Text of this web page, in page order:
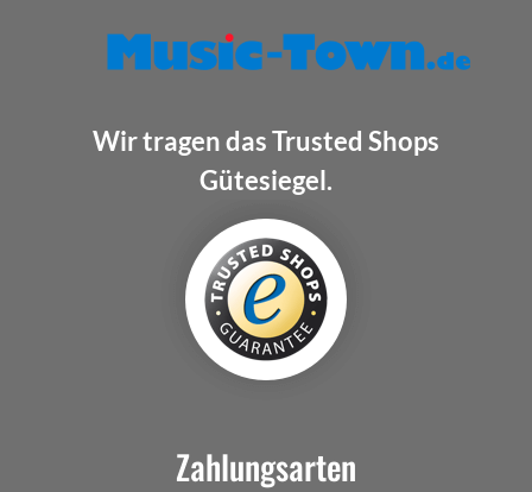
Wir tragen das Trusted Shops
Gütesiegel.
Zahlungsarten